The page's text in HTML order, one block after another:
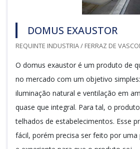
DOMUS EXAUSTOR
REQUINTE INDUSTRIA / FERRAZ DE
O domus exaustor é um produto de
no mercado com um objetivo
iluminação natural e ventilação em
quase que integral. Para tal, o
telhados de estabelecimentos. Esse
fácil, porém precisa ser feito por uma